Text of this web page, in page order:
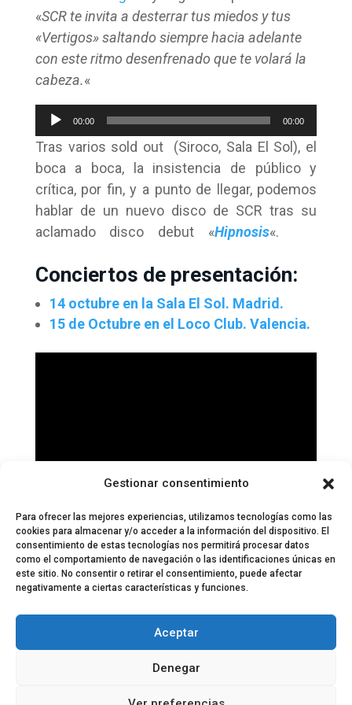
Gestionar consentimiento
Para ofrecer las mejores experiencias, utilizamos tecnologías como las
cookies para almacenar y/o acceder a la información del dispositivo. El
consentimiento de estas tecnologías nos permitirá procesar datos
como el comportamiento de navegación o las identificaciones únicas en
este sitio. No consentir o retirar el consentimiento, puede afectar
negativamente a ciertas características y funciones.
Aceptar
Denegar
«SCR te invita a desterrar tus miedos y tus
«Vertigos» saltando siempre hacia adelante
con este ritmo desenfrenado que te volará la
cabeza.«
Reproductor
de
audio
00:00 00:00
Tras varios sold out (Siroco, Sala El Sol), el
boca a boca, la insistencia de público y
crítica, por fin, y a punto de llegar, podemos
hablar de un nuevo disco de SCR tras su
aclamado disco debut «Hipnosis«.
Conciertos de presentación:
14 octubre en la Sala El Sol. Madrid.
15 de Octubre en el Loco Club. Valencia.
Equipo EPDLT Contacto